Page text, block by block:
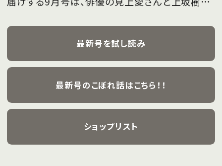
飾ります。
最新号を試し読み
最新号のこぼれ話はこちら！！
ショップリスト